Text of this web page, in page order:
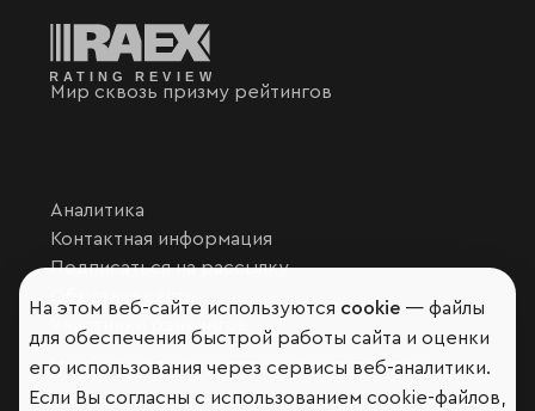
Мир сквозь призму рейтингов
Аналитика
Контактная информация
Подписаться на рассылку
Обратная связь
Участники рэнкингов
Мы в социальных сетях и мессенджерах
VK
На этом веб-сайте используются cookie — файлы
для обеспечения быстрой работы сайта и оценки
его использования через сервисы веб-аналитики.
Если Вы согласны с использованием cookie-файлов,